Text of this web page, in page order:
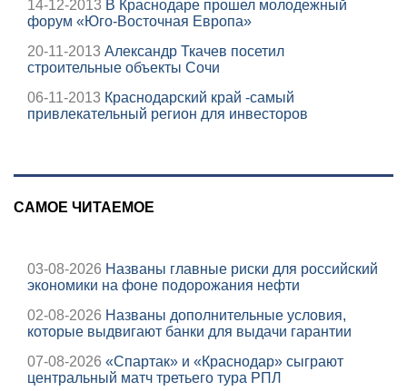
14-12-2013 В Краснодаре прошел молодежный
форум «Юго-Восточная Европа»
20-11-2013 Александр Ткачев посетил
строительные объекты Сочи
06-11-2013 Краснодарский край -самый
привлекательный регион для инвесторов
САМОЕ ЧИТАЕМОЕ
03-08-2026 Названы главные риски для российский
экономики на фоне подорожания нефти
02-08-2026 Названы дополнительные условия,
которые выдвигают банки для выдачи гарантии
07-08-2026 «Спартак» и «Краснодар» сыграют
центральный матч третьего тура РПЛ